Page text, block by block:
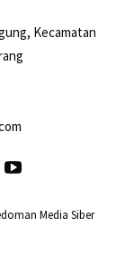
Kecamatan
Media Siber